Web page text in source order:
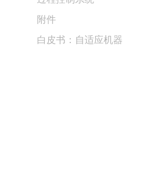
附件
白皮书：自适应机器